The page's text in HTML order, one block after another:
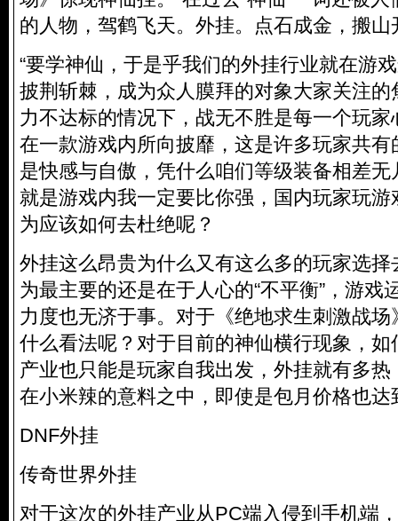
的人物，驾鹤飞天。外挂。点石成金，搬山
“要学神仙，于是乎我们的外挂行业就在游
披荆斩棘，成为众人膜拜的对象大家关注
力不达标的情况下，战无不胜是每一个玩
在一款游戏内所向披靡，这是许多玩家共
是快感与自傲，凭什么咱们等级装备相差
就是游戏内我一定要比你强，国内玩家玩
为应该如何去杜绝呢？
外挂这么昂贵为什么又有这么多的玩家选
为最主要的还是在于人心的“不平衡”，游戏
力度也无济于事。对于《绝地求生刺激战
什么看法呢？对于目前的神仙横行现象，
产业也只能是玩家自我出发，外挂就有多
在小米辣的意料之中，即使是包月价格也达
DNF外挂
传奇世界外挂
对于这次的外挂产业从PC端入侵到手机端